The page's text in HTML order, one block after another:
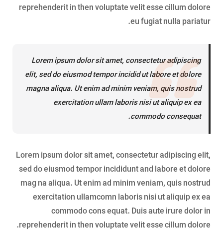
reprehenderit in then voluptate velit esse cillum dolore
eu fugiat nulla pariatur.
Lorem ipsum dolor sit amet, consectetur adipiscing
elit, sed do eiusmod tempor incidid ut labore et dolore
magna aliqua. Ut enim ad minim veniam, quis nostrud
exercitation ullam laboris nisi ut aliquip ex ea
commodo consequat.
Lorem ipsum dolor sit amet, consectetur adipiscing elit,
sed do eiusmod tempor incididunt and labore et dolore
mag na aliqua. Ut enim ad minim veniam, quis nostrud
exercitation ullamcomn laboris nisi ut aliquip ex ea
commodo cons equat. Duis aute irure dolor in
reprehenderit in then voluptate velit esse cillum dolore.